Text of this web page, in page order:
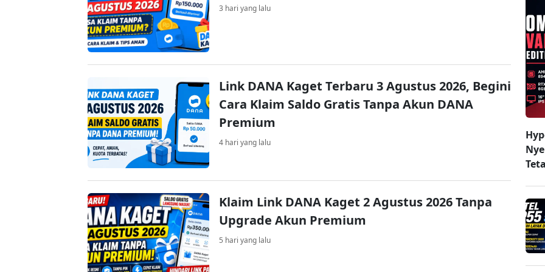
3 hari yang lalu
Link DANA Kaget Terbaru 3 Agustus 2026, Begini
Cara Klaim Saldo Gratis Tanpa Akun DANA
Premium
4 hari yang lalu
Klaim Link DANA Kaget 2 Agustus 2026 Tanpa
Upgrade Akun Premium
5 hari yang lalu